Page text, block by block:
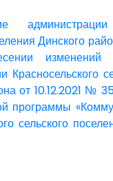
администрации
Динского
изменений
Красносельского
от 10.12.2021 №
программы
сельского